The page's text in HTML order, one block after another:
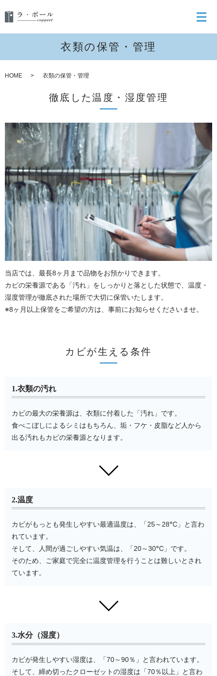
衣類の保管・管理
HOME 衣類の保管・管理
徹底した温度・湿度管理
当店では、最長8ヶ月まで品物をお預かりできます。
カビの栄養源である「汚れ」をしっかりと落とした状態で、温度・
湿度管理が徹底された場所で大切に保管いたします。
※8ヶ月以上保管をご希望の方は、事前にお知らせくださいませ。
カビが生える条件
1.衣類の汚れ
カビの最大の栄養源は、衣類に付着した「汚れ」です。
食べこぼしによるシミはもちろん、垢・フケ・皮脂など人から
出る汚れもカビの栄養源となります。
2.温度
カビがもっとも発生しやすい最適温度は、「25～28℃」と言わ
れています。
そして、人間が過ごしやすい気温は、「20～30℃」です。
そのため、ご家庭で完全に温度管理を行うことは難しいとされ
ています。
3.水分（湿度）
カビが発生しやすい湿度は、「70～90％」と言われています。
そして、締め切ったクローゼットの湿度は「70％以上」と言わ